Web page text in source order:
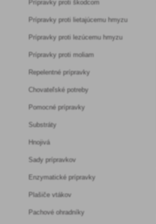
Prípravky proti škodcom
Prípravky proti lietajúcemu hmyzu
Prípravky proti lezúcemu hmyzu
Prípravky proti moliam
Repelentné prípravky
Chovateľské potreby
Pomocné prípravky
Substráty
Hnojivá
Sady prípravkov
Enzymatické prípravky
Plašiče vtákov
Pachové ohradníky